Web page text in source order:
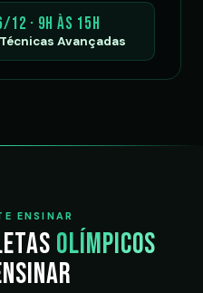
12 · 9h às 15h
Avançadas
ENSINAR
olímpicos